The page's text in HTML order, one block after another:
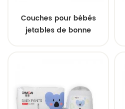
Couches pour bébés
jetables de bonne
personnalisées en gros
depuis la Chine.